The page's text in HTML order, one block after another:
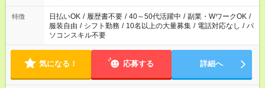
特徴 日払いOK / 履歴書不要 / 40～50代活躍中 / 副業・WワークOK /
服装自由 / シフト勤務 / 10名以上の大量募集 / 電話対応なし / パ
ソコンスキル不要
気になる！ 応募する 詳細へ